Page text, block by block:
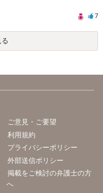
7
ご意見・ご要望
利用規約
プライバシーポリシー
外部送信ポリシー
掲載をご検討の弁護士の方
へ